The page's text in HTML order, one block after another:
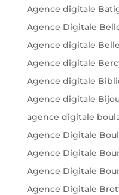
Agence digitale
Agence Digitale
Agence digitale
Agence digitale
Agence digitale
Agence digitale
agence digitale
Agence Digitale
Agence Digitale
Agence Digitale
Agence Digitale